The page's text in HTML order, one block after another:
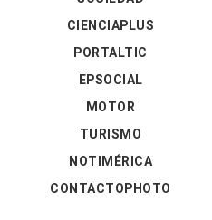
CIENCIAPLUS
PORTALTIC
EPSOCIAL
MOTOR
TURISMO
NOTIMÉRICA
CONTACTOPHOTO